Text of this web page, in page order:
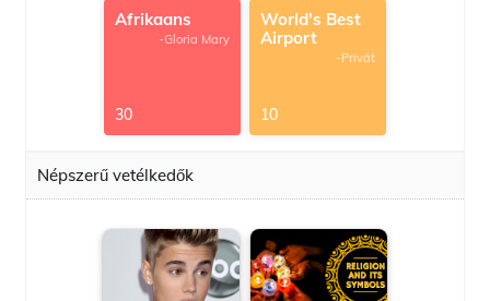
Afrikaans
-Gloria Mary
30
World's Best
Airport
-Privát
10
Népszerű vetélkedők